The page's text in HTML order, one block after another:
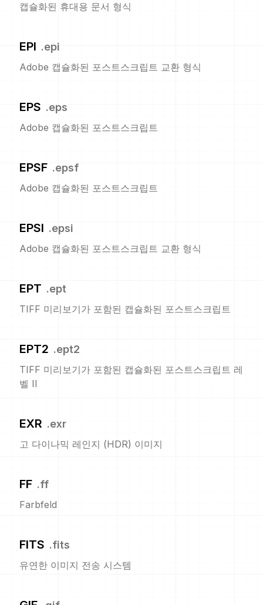
캡슐화된 휴대용 문서 형식
EPI .epi
Adobe 캡슐화된 포스트스크립트 교환 형식
EPS .eps
Adobe 캡슐화된 포스트스크립트
EPSF .epsf
Adobe 캡슐화된 포스트스크립트
EPSI .epsi
Adobe 캡슐화된 포스트스크립트 교환 형식
EPT .ept
TIFF 미리보기가 포함된 캡슐화된 포스트스크립트
EPT2 .ept2
TIFF 미리보기가 포함된 캡슐화된 포스트스크립트 레
벨 II
EXR .exr
고 다이나믹 레인지 (HDR) 이미지
FF .ff
Farbfeld
FITS .fits
유연한 이미지 전송 시스템